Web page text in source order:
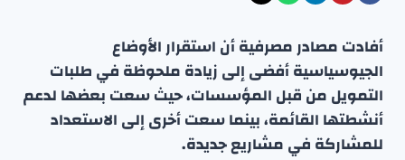
أفادت مصادر مصرفية أن استقرار الأوضاع
الجيوسياسية أفضى إلى زيادة ملحوظة في طلبات
التمويل من قبل المؤسسات، حيث سعت بعضها لدعم
أنشطتها القائمة، بينما سعت أخرى إلى الاستعداد
للمشاركة في مشاريع جديدة.